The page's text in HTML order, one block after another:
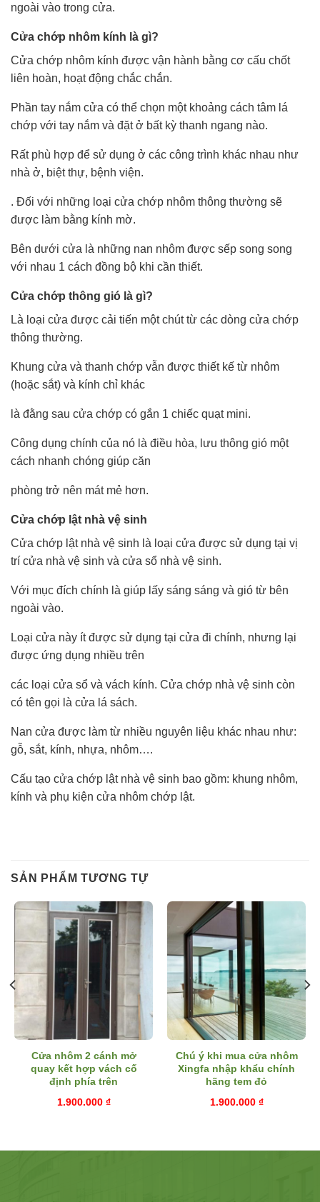
ngoài vào trong cửa.
Cửa chớp nhôm kính là gì?
Cửa chớp nhôm kính được vận hành bằng cơ cấu chốt
liên hoàn, hoạt động chắc chắn.
Phần tay nắm cửa có thể chọn một khoảng cách tâm lá
chớp với tay nắm và đặt ở bất kỳ thanh ngang nào.
Rất phù hợp để sử dụng ở các công trình khác nhau như
nhà ở, biệt thự, bệnh viện.
. Đối với những loại cửa chớp nhôm thông thường sẽ
được làm bằng kính mờ.
Bên dưới cửa là những nan nhôm được sếp song song
với nhau 1 cách đồng bộ khi cần thiết.
Cửa chớp thông gió là gì?
Là loại cửa được cải tiến một chút từ các dòng cửa chớp
thông thường.
Khung cửa và thanh chớp vẫn được thiết kế từ nhôm
(hoặc sắt) và kính chỉ khác
là đằng sau cửa chớp có gắn 1 chiếc quạt mini.
Công dụng chính của nó là điều hòa, lưu thông gió một
cách nhanh chóng giúp căn
phòng trở nên mát mẻ hơn.
Cửa chớp lật nhà vệ sinh
Cửa chớp lật nhà vệ sinh là loại cửa được sử dụng tại vị
trí cửa nhà vệ sinh và cửa sổ nhà vệ sinh.
Với mục đích chính là giúp lấy sáng sáng và gió từ bên
ngoài vào.
Loại cửa này ít được sử dụng tại cửa đi chính, nhưng lại
được ứng dụng nhiều trên
các loại cửa sổ và vách kính. Cửa chớp nhà vệ sinh còn
có tên gọi là cửa lá sách.
Nan cửa được làm từ nhiều nguyên liệu khác nhau như:
gỗ, sắt, kính, nhựa, nhôm….
Cấu tạo cửa chớp lật nhà vệ sinh bao gồm: khung nhôm,
kính và phụ kiện cửa nhôm chớp lật.
SẢN PHẨM TƯƠNG TỰ
Cửa nhôm 2 cánh mở
quay kết hợp vách cố
định phía trên
1.900.000 ₫
Chú ý khi mua cửa nhôm
Xingfa nhập khẩu chính
hãng tem đỏ
1.900.000 ₫